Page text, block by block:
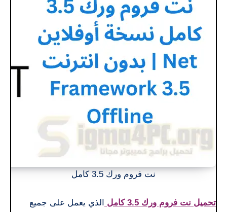
نت فروم ورك 3.5 كامل
تحميل نت فروم ورك 3.5 كامل
الذي يعمل على جميع